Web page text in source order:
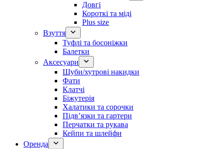
Довгі
Короткі та міді
Plus size
Взуття
Туфлі та босоніжки
Балетки
Аксесуари
Шуби/хутрові накидки
Фати
Клатчі
Біжутерія
Халатики та сорочки
Підвʼязки та гартери
Перчатки та рукава
Кейпи та шлейфи
Оренда